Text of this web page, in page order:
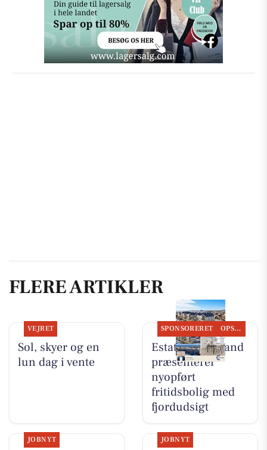
FLERE ARTIKLER
VEJRET
Sol, skyer og en
lun dag i vente
SPONSORERET OPSLAGSTAVLEN
Estate Vestjylland
præsenterer
nyopført
fritidsbolig med
fjordudsigt
JOBNYT JOBNYT